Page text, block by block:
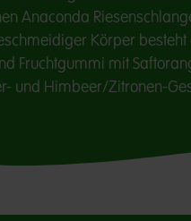
Anaconda
Körper besteht
Fruchtgummi mit
und Himbeer/Zitronen-